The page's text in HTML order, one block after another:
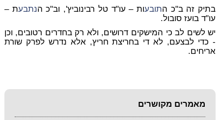
בתיק זה ב"כ התובעות – עו"ד טל רבינוביץ', וב"כ הנתבעת –
עו"ד בועז סובול.
יש לשים לב כי המישקים דרושים, ולא רק בחדרים רטובים, וכן
- כדי לבצעם, לא די בחריצת חריץ, אלא נדרש לפרק שורת
אריחים.
מאמרים מקושרים